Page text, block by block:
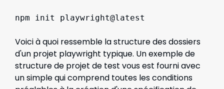
npm init playwright@latest
Voici à quoi ressemble la structure des dossiers
d'un projet playwright typique. Un exemple de
structure de projet de test vous est fourni avec
un simple qui comprend toutes les conditions